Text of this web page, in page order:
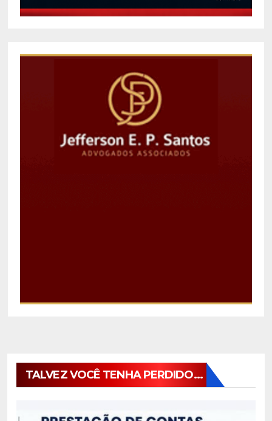
TALVEZ VOCÊ TENHA PERDIDO...